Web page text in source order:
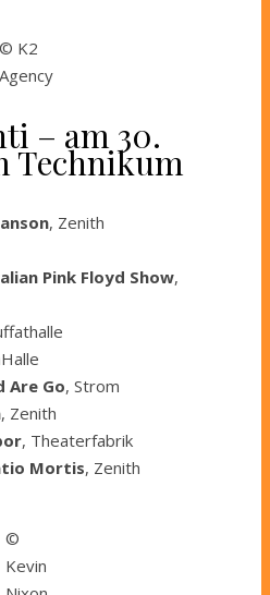
© K2
Agency
– am 30.
Technikum
, Zenith
Pink Floyd Show,
Are Go, Strom
, Zenith
, Theaterfabrik
Mortis, Zenith
©
Kevin